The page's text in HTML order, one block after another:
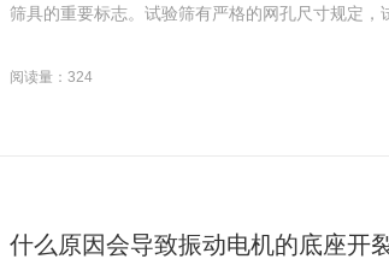
筛具的重要标志。试验筛有严格的网孔尺寸规定，
阅读量：324
什么原因会导致振动电机的底座开